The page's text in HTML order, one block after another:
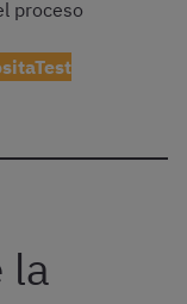
proceso
la